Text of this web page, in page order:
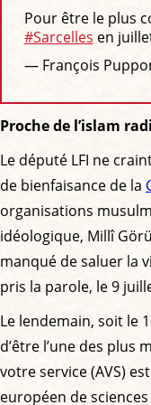
Pour être le plus
#Sarcelles en
— François
Proche de l’islam
Le député LFI ne
de bienfaisance de la
organisations
idéologique, Millî
manqué de saluer la
pris la parole, le 9
Le lendemain, soit le
d’être l’une des plus
votre service (AVS)
européen de sciences